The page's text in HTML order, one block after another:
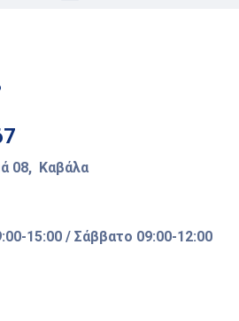
08, Καβάλα
15:00 / Σάββατο 09:00-12:00